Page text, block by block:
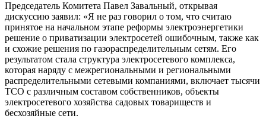
Председатель Комитета Павел Завальный, открывая
дискуссию заявил: «Я не раз говорил о том, что считаю
принятое на начальном этапе реформы электроэнергетики
решение о приватизации электросетей ошибочным, также как
и схожие решения по газораспределительным сетям. Его
результатом стала структура электросетевого комплекса,
которая наряду с межрегиональными и региональными
распределительными сетевыми компаниями, включает тысячи
ТСО с различным составом собственников, объекты
электросетевого хозяйства садовых товариществ и
бесхозяйные сети.